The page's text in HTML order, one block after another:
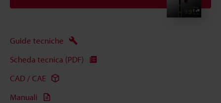
Guide tecniche
Scheda tecnica (PDF)
CAD / CAE
Manuali